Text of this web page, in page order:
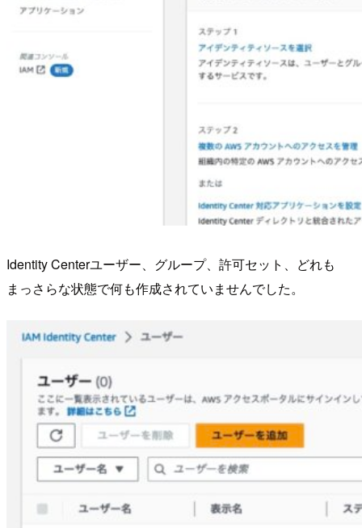
Identity Centerユーザー、グループ、許可セット、どれも
まっさらな状態で何も作成されていませんでした。